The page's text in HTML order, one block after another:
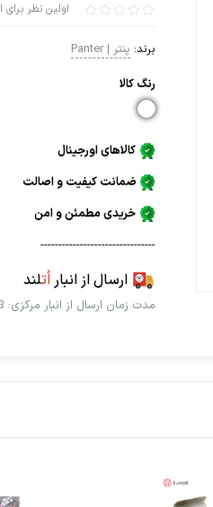
اولین نظر
برند: پنتر | Panter
رنگ كالا
کالاهای اورجینال
ضمانت کیفیت و اصالت
خریدی مطمئن و امن
--------------------------------
ارسال از انباراُتلند
مدت زمان ارسال از انبار مرکزی: 3 الی 5 روز کاری